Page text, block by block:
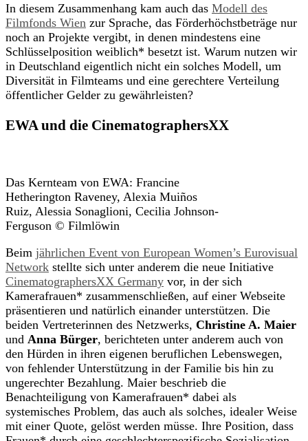
In diesem Zusammenhang kam auch das Modell des
Filmfonds Wien zur Sprache, das Förderhöchstbeträge nur
noch an Projekte vergibt, in denen mindestens eine
Schlüsselposition weiblich* besetzt ist. Warum nutzen wir
in Deutschland eigentlich nicht ein solches Modell, um
Diversität in Filmteams und eine gerechtere Verteilung
öffentlicher Gelder zu gewährleisten?
EWA und die CinematographersXX
Das Kernteam von EWA: Francine
Hetherington Raveney, Alexia Muiños
Ruiz, Alessia Sonaglioni, Cecilia Johnson-
Ferguson © Filmlöwin
Beim jährlichen Event von European Women’s Eurovisual
Network stellte sich unter anderem die neue Initiative
CinematographersXX Germany vor, in der sich
Kamerafrauen* zusammenschließen, auf einer Webseite
präsentieren und natürlich einander unterstützen. Die
beiden Vertreterinnen des Netzwerks, Christine A. Maier
und Anna Bürger, berichteten unter anderem auch von
den Hürden in ihren eigenen beruflichen Lebenswegen,
von fehlender Unterstützung in der Familie bis hin zu
ungerechter Bezahlung. Maier beschrieb die
Benachteiligung von Kamerafrauen* dabei als
systemisches Problem, das auch als solches, idealer Weise
mit einer Quote, gelöst werden müsse. Ihre Position, dass